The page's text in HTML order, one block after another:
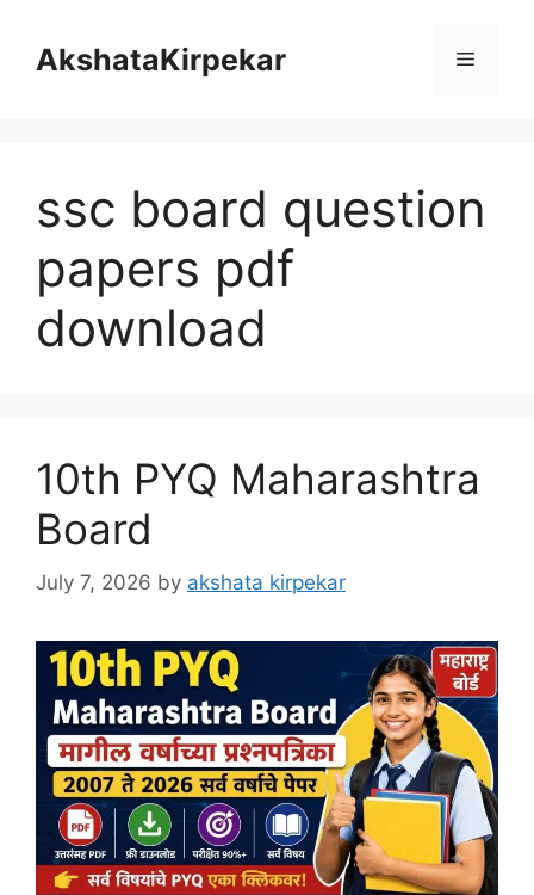
contentAkshataKirpekar Menu
ssc board question
papers pdf
download
10th PYQ Maharashtra
Board
July 7, 2026 by akshata kirpekar